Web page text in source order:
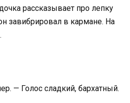
рассказывает про лепку
завибрировал в кармане. На
— Голос сладкий, бархатный.